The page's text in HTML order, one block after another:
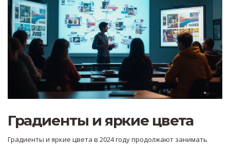
Градиенты и яркие цвета
Градиенты и яркие цвета в 2024 году продолжают занимать